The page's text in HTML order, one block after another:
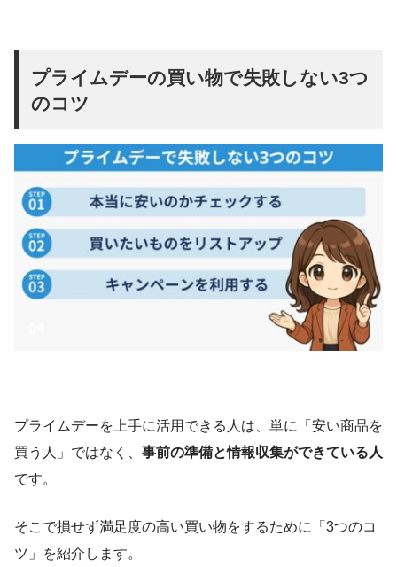
プライムデーの買い物で失敗しない3つ
のコツ
プライムデーを上手に活用できる人は、単に「安い商品を
買う人」ではなく、 事前の準備と情報収集ができている人
です。
そこで損せず満足度の高い買い物をするために「3つのコ
ツ」を紹介します。